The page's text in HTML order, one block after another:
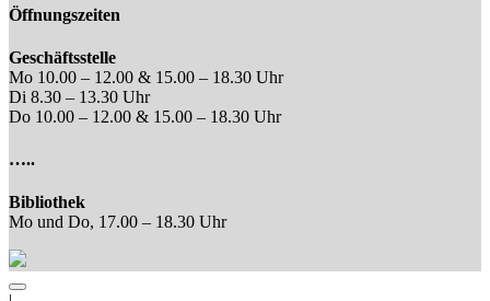
Öffnungszeiten
Geschäftsstelle
Mo 10.00 – 12.00 & 15.00 – 18.30 Uhr
Di 8.30 – 13.30 Uhr
Do 10.00 – 12.00 & 15.00 – 18.30 Uhr
…..
Bibliothek
Mo und Do, 17.00 – 18.30 Uhr